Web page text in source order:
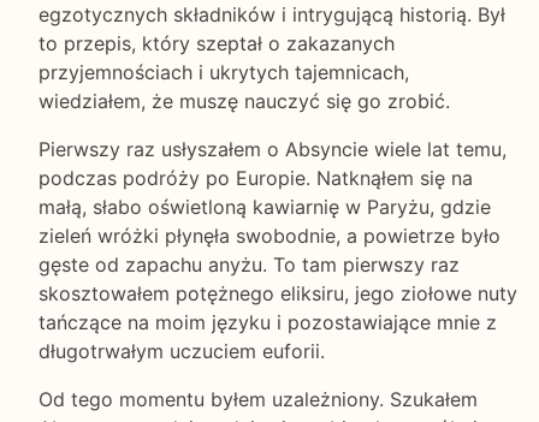
egzotycznych składników i intrygującą historią. Był
to przepis, który szeptał o zakazanych
przyjemnościach i ukrytych tajemnicach,
wiedziałem, że muszę nauczyć się go zrobić.
Pierwszy raz usłyszałem o Absyncie wiele lat temu,
podczas podróży po Europie. Natknąłem się na
małą, słabo oświetloną kawiarnię w Paryżu, gdzie
zieleń wróżki płynęła swobodnie, a powietrze było
gęste od zapachu anyżu. To tam pierwszy raz
skosztowałem potężnego eliksiru, jego ziołowe nuty
tańczące na moim języku i pozostawiające mnie z
długotrwałym uczuciem euforii.
Od tego momentu byłem uzależniony. Szukałem